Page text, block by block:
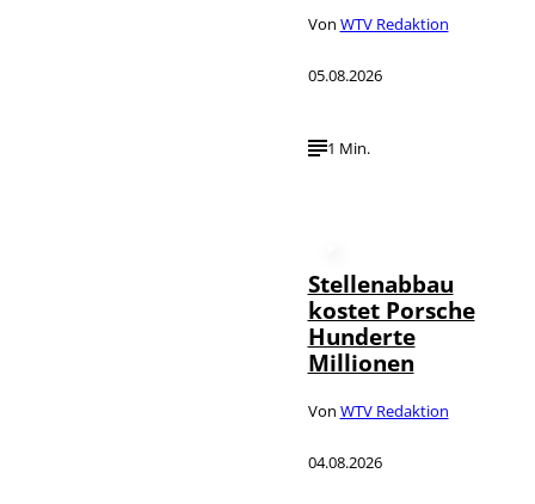
Von WTV Redaktion
05.08.2026
1 Min.
Stellenabbau
kostet Porsche
Hunderte
Millionen
Von WTV Redaktion
04.08.2026